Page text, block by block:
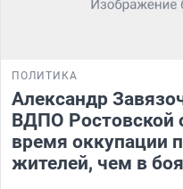
ПОЛИТИКА
Александр
ВДПО Ростовской
время оккупации
жителей, чем в